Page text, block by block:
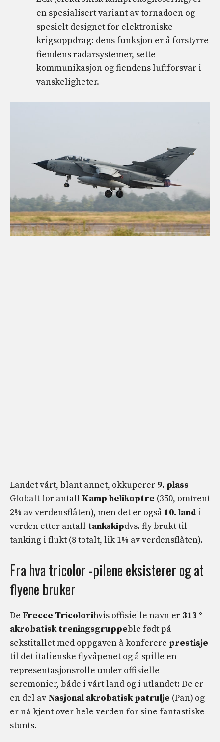
en spesialisert variant av tornadoen og
spesielt designet for elektroniske
krigsoppdrag: dens funksjon er å forstyrre
fiendens radarsystemer, sette
kommunikasjon og fiendens luftforsvar i
vanskeligheter.
Landet vårt, blant annet, okkuperer 9. plass
Globalt for antall Kamp helikoptre (350, omtrent
2% av verdensflåten), men det er også 10. land i
verden etter antall tankskipdvs. fly brukt til
tanking i flukt (8 totalt, lik 1% av verdensflåten).
Fra hva tricolor -pilene eksisterer og at
flyene bruker
De Frecce Tricolorihvis offisielle navn er 313 °
akrobatisk treningsgruppeble født på
sekstitallet med oppgaven å konferere prestisje
til det italienske flyvåpenet og å spille en
representasjonsrolle under offisielle
seremonier, både i vårt land og i utlandet: De er
en del av Nasjonal akrobatisk patrulje (Pan) og
er nå kjent over hele verden for sine fantastiske
stunts.